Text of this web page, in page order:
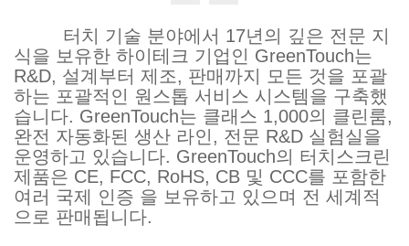
터치 기술 분야에서 17년의 깊은 전문 지
식을 보유한 하이테크 기업인 GreenTouch는
R&D, 설계부터 제조, 판매까지 모든 것을 포괄
하는 포괄적인 원스톱 서비스 시스템을 구축했
습니다. GreenTouch는 클래스 1,000의 클린룸,
완전 자동화된 생산 라인, 전문 R&D 실험실을
운영하고 있습니다. GreenTouch의 터치스크린
제품은 CE, FCC, RoHS, CB 및 CCC를 포함한
여러 국제 인증 을 보유하고 있으며 전 세계적
으로 판매됩니다.